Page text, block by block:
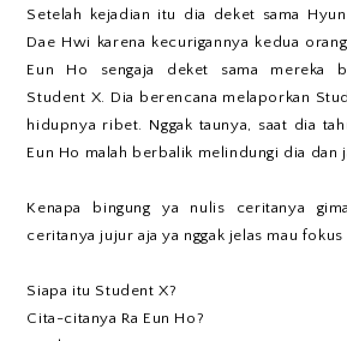
Setelah kejadian itu dia deket sama
Dae Hwi karena kecurigannya kedua
Eun Ho sengaja deket sama mereka
Student X. Dia berencana melaporkan
hidupnya ribet. Nggak taunya, saat dia
Eun Ho malah berbalik melindungi dia dan
Kenapa bingung ya nulis ceritanya
ceritanya jujur aja ya nggak jelas mau fokus
Siapa itu Student X?
Cita-citanya Ra Eun Ho?